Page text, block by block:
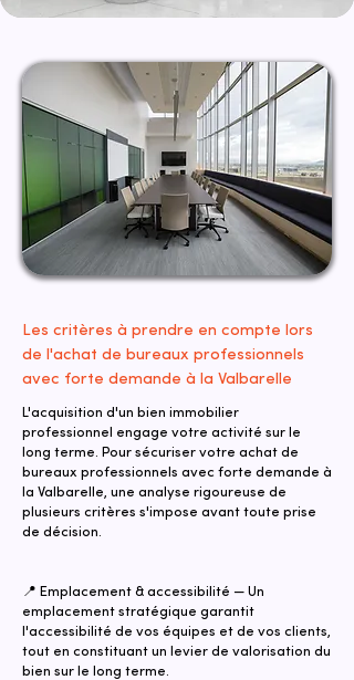
Les critères à prendre en compte lors
de l'achat de bureaux professionnels
avec forte demande à la Valbarelle
L'acquisition d'un bien immobilier
professionnel engage votre activité sur le
long terme. Pour sécuriser votre achat de
bureaux professionnels avec forte demande à
la Valbarelle, une analyse rigoureuse de
plusieurs critères s'impose avant toute prise
de décision.
📍 Emplacement & accessibilité — Un
emplacement stratégique garantit
l'accessibilité de vos équipes et de vos clients,
tout en constituant un levier de valorisation du
bien sur le long terme.